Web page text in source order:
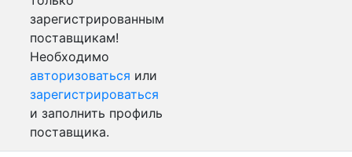
зарегистрированным
поставщикам!
Необходимо
авторизоваться или
зарегистрироваться
и заполнить профиль
поставщика.